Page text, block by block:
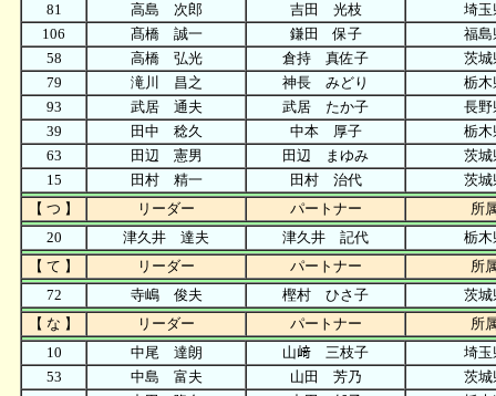
81
高島 次郎 吉田 光枝
埼玉
106
髙橋 誠一 鎌田 保子
福島
58
高橋 弘光 倉持 真佐子
茨城
79
滝川 昌之 神長 みどり
栃木
93
武居 通夫 武居 たか子
長野
39
田中 稔久 中本 厚子
栃木
63
田辺 憲男 田辺 まゆみ
茨城
15
田村 精一 田村 治代
茨城
【 つ 】
リーダー パートナー
所
20
津久井 達夫 津久井 記代
栃木
【 て 】
リーダー パートナー
所
72
寺嶋 俊夫 樫村 ひさ子
茨城
【 な 】
リーダー パートナー
所
10
中尾 達朗 山﨑 三枝子
埼玉
53
中島 富夫 山田 芳乃
茨城